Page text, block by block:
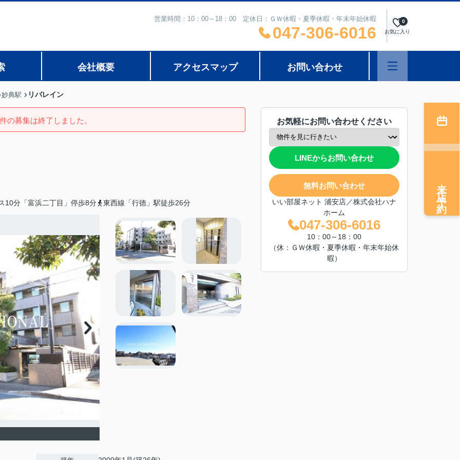
営業時間：10：00～18：00 定休日：ＧＷ休暇・夏季休暇・年末年始休暇
047-306-6016 お気に入り
0
会社概要 アクセスマップ お問い合わせ
妙典駅 リバレイン
の募集は終了しました。
10分「富浜二丁目」停歩8分 東西線「行徳」駅徒歩26分
お気軽にお問い合わせください
LINEからお問い合わせ
無料お問い合わせ
いい部屋ネット 浦安店／株式会社ハナ
ホーム
047-306-6016
10：00～18：00
（休：ＧＷ休暇・夏季休暇・年末年始休
暇）
来店予約